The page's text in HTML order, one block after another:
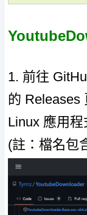
1. 前往
的 Releases
Linux 應用
(註：檔名包